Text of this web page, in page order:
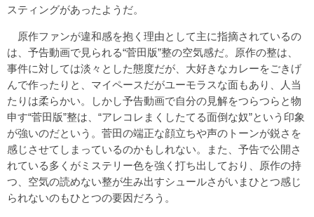
スティングがあったようだ。
原作ファンが違和感を抱く理由として主に指摘されているの
は、予告動画で見られる“菅田版”整の空気感だ。原作の整は、
事件に対しては淡々とした態度だが、大好きなカレーをごきげ
んで作ったりと、マイペースだがユーモラスな面もあり、人当
たりは柔らかい。しかし予告動画で自分の見解をつらつらと物
申す“菅田版”整は、“アレコレまくしたてる面倒な奴”という印象
が強いのだという。菅田の端正な顔立ちや声のトーンが鋭さを
感じさせてしまっているのかもしれない。また、予告で公開さ
れている多くがミステリー色を強く打ち出しており、原作の持
つ、空気の読めない整が生み出すシュールさがいまひとつ感じ
られないのもひとつの要因だろう。